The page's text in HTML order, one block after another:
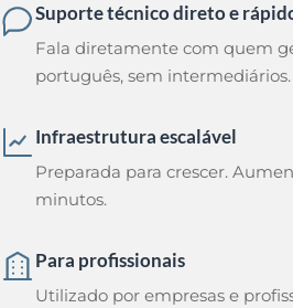
Suporte técnico direto e
Fala diretamente com quem
português, sem intermediários.
Infraestrutura escalável
Preparada para crescer.
minutos.
Para profissionais
Utilizado por empresas e